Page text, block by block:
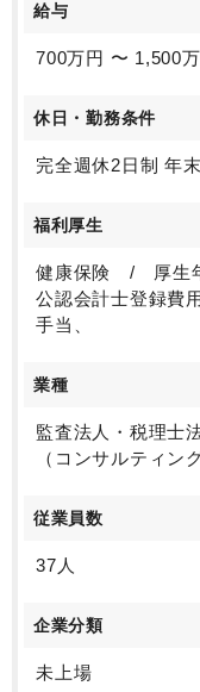
給与
700万円 〜 1,500
休日・勤務条件
完全週休2日制 年
福利厚生
健康保険 / 厚
公認会計士登録費
手当、
業種
監査法人・税理士
（コンサルティン
従業員数
37人
企業分類
未上場